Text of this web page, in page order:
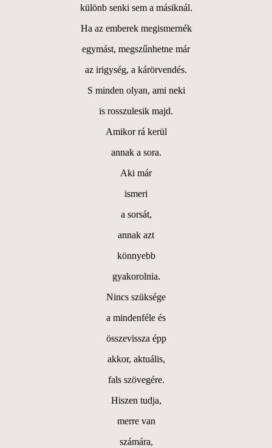
különb senki sem a másiknál.
Ha az emberek megismernék
egymást, megszűnhetne már
az irigység, a kárörvendés.
S minden olyan, ami neki
is rosszulesik majd.
Amikor rá kerül
annak a sora.
Aki már
ismeri
a sorsát,
annak azt
könnyebb
gyakorolnia.
Nincs szüksége
a mindenféle és
összevissza épp
akkor, aktuális,
fals szövegére.
Hiszen tudja,
merre van
számára,